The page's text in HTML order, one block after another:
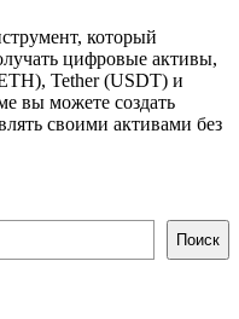
который
цифровые активы,
Tether (USDT) и
вы можете создать
своими активами без
Поиск